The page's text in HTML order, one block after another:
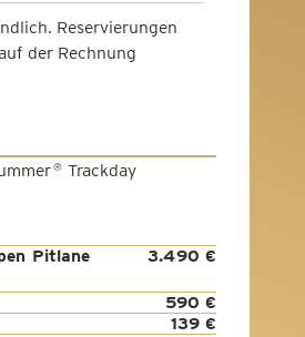
Reservierungen
der Rechnung
® Trackday
Pitlane
3.490 €
590 €
139 €